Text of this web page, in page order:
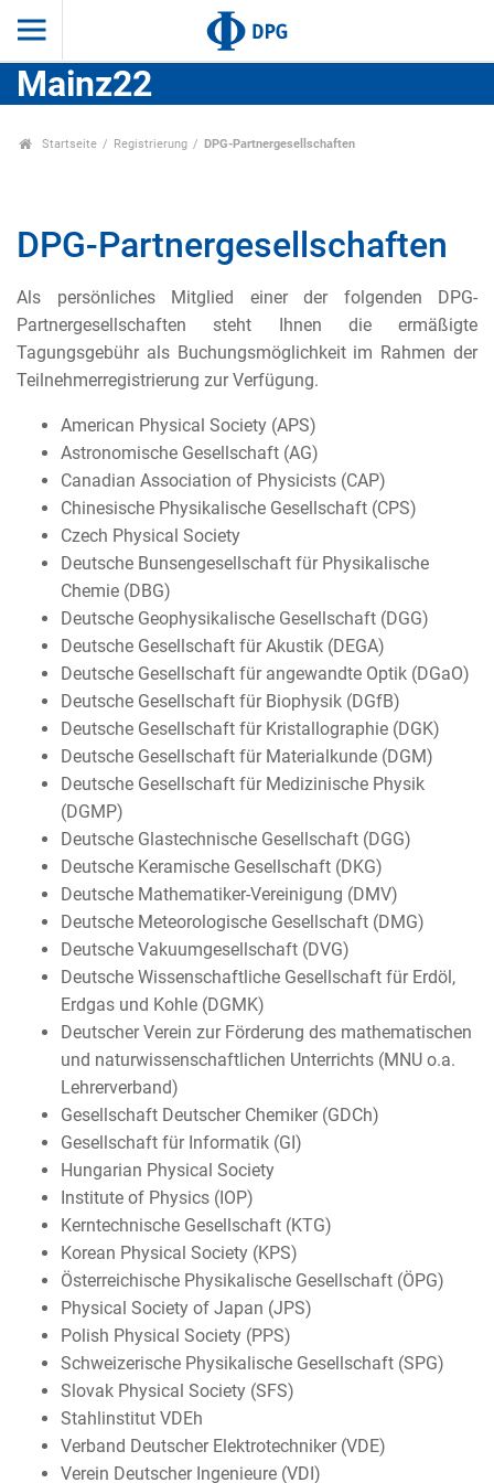
Mainz22
Startseite Registrierung DPG-Partnergesellschaften
DPG-Partnergesellschaften
Als persönliches Mitglied einer der folgenden DPG-
Partnergesellschaften steht Ihnen die ermäßigte
Tagungsgebühr als Buchungsmöglichkeit im Rahmen der
Teilnehmerregistrierung zur Verfügung.
American Physical Society (APS)
Astronomische Gesellschaft (AG)
Canadian Association of Physicists (CAP)
Chinesische Physikalische Gesellschaft (CPS)
Czech Physical Society
Deutsche Bunsengesellschaft für Physikalische
Chemie (DBG)
Deutsche Geophysikalische Gesellschaft (DGG)
Deutsche Gesellschaft für Akustik (DEGA)
Deutsche Gesellschaft für angewandte Optik (DGaO)
Deutsche Gesellschaft für Biophysik (DGfB)
Deutsche Gesellschaft für Kristallographie (DGK)
Deutsche Gesellschaft für Materialkunde (DGM)
Deutsche Gesellschaft für Medizinische Physik
(DGMP)
Deutsche Glastechnische Gesellschaft (DGG)
Deutsche Keramische Gesellschaft (DKG)
Deutsche Mathematiker-Vereinigung (DMV)
Deutsche Meteorologische Gesellschaft (DMG)
Deutsche Vakuumgesellschaft (DVG)
Deutsche Wissenschaftliche Gesellschaft für Erdöl,
Erdgas und Kohle (DGMK)
Deutscher Verein zur Förderung des mathematischen
und naturwissenschaftlichen Unterrichts (MNU o.a.
Lehrerverband)
Gesellschaft Deutscher Chemiker (GDCh)
Gesellschaft für Informatik (GI)
Hungarian Physical Society
Institute of Physics (IOP)
Kerntechnische Gesellschaft (KTG)
Korean Physical Society (KPS)
Österreichische Physikalische Gesellschaft (ÖPG)
Physical Society of Japan (JPS)
Polish Physical Society (PPS)
Schweizerische Physikalische Gesellschaft (SPG)
Slovak Physical Society (SFS)
Stahlinstitut VDEh
Verband Deutscher Elektrotechniker (VDE)
Verein Deutscher Ingenieure (VDI)